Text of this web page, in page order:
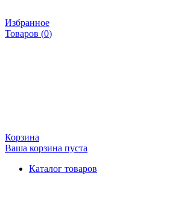
Избранное
Товаров (0)
Корзина
Ваша корзина пуста
Каталог товаров